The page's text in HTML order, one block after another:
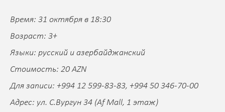
Время: 31 октября в 18:30
Возраст: 3+
Языки: русский и азербайджанский
Стоимость: 20 AZN
Для записи: +994 12 599-83-83, +994 50 346-70-00
Адрес: ул. С.Вургун 34 (Af Mall, 1 этаж)